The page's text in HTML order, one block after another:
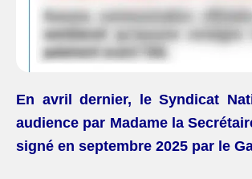
En avril dernier, le Syndicat
audience par Madame la
signé en septembre 2025 par le